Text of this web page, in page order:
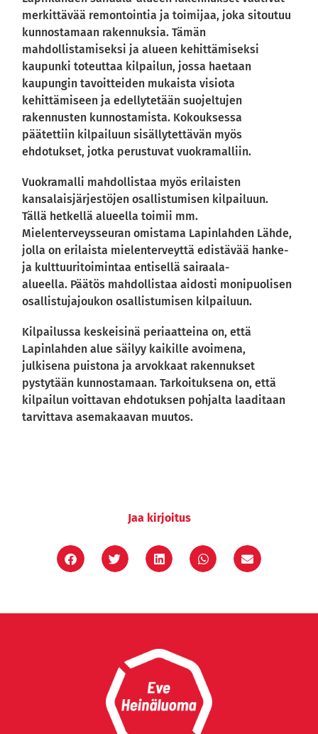
merkittävää remontointia ja toimijaa, joka sitoutuu
kunnostamaan rakennuksia. Tämän
mahdollistamiseksi ja alueen kehittämiseksi
kaupunki toteuttaa kilpailun, jossa haetaan
kaupungin tavoitteiden mukaista visiota
kehittämiseen ja edellytetään suojeltujen
rakennusten kunnostamista. Kokouksessa
päätettiin kilpailuun sisällytettävän myös
ehdotukset, jotka perustuvat vuokramalliin.
Vuokramalli mahdollistaa myös erilaisten
kansalaisjärjestöjen osallistumisen kilpailuun.
Tällä hetkellä alueella toimii mm.
Mielenterveysseuran omistama Lapinlahden Lähde,
jolla on erilaista mielenterveyttä edistävää hanke-
ja kulttuuritoimintaa entisellä sairaala-
alueella. Päätös mahdollistaa aidosti monipuolisen
osallistujajoukon osallistumisen kilpailuun.
Kilpailussa keskeisinä periaatteina on, että
Lapinlahden alue säilyy kaikille avoimena,
julkisena puistona ja arvokkaat rakennukset
pystytään kunnostamaan. Tarkoituksena on, että
kilpailun voittavan ehdotuksen pohjalta laaditaan
tarvittava asemakaavan muutos.
Jaa kirjoitus